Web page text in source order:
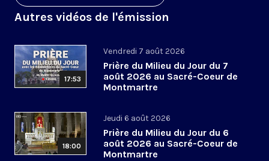
Autres vidéos de l'émission
17:53
Vendredi 7 août 2026
Prière du Milieu du Jour du 7
août 2026 au Sacré-Coeur de
Montmartre
18:00
Jeudi 6 août 2026
Prière du Milieu du Jour du 6
août 2026 au Sacré-Coeur de
Montmartre